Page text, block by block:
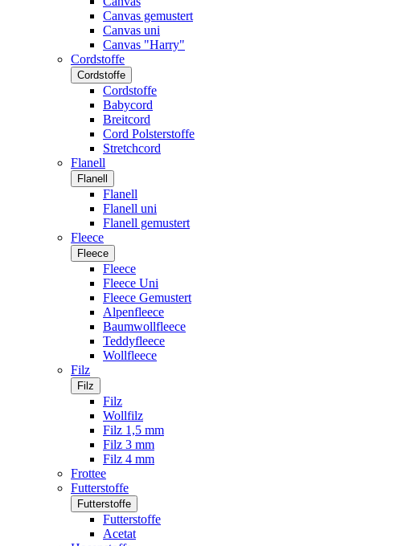
Canvas gemustert
Canvas uni
Canvas "Harry"
Cordstoffe
Cordstoffe
Cordstoffe
Babycord
Breitcord
Cord Polsterstoffe
Stretchcord
Flanell
Flanell
Flanell
Flanell uni
Flanell gemustert
Fleece
Fleece
Fleece
Fleece Uni
Fleece Gemustert
Alpenfleece
Baumwollfleece
Teddyfleece
Wollfleece
Filz
Filz
Filz
Wollfilz
Filz 1,5 mm
Filz 3 mm
Filz 4 mm
Frottee
Futterstoffe
Futterstoffe
Futterstoffe
Acetat